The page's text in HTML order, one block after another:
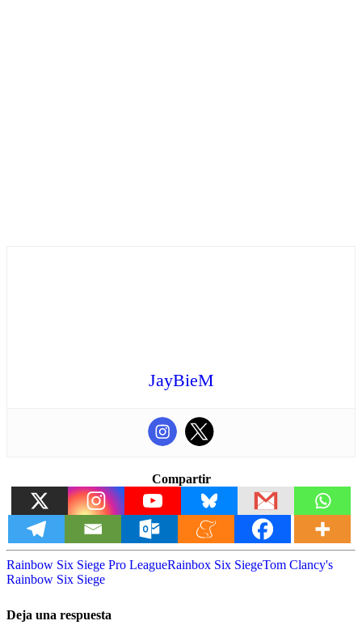
JayBieM
Compartir
Rainbow Six Siege Pro LeagueRainbox Six SiegeTom Clancy's
Rainbow Six Siege
Deja una respuesta